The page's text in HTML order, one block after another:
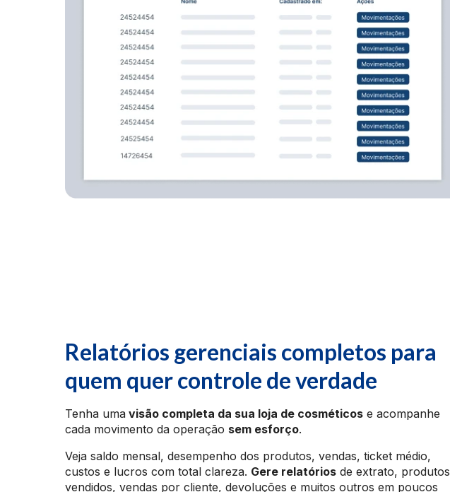
Relatórios gerenciais completos para
quem quer controle de verdade
Tenha uma visão completa da sua loja de cosméticos e acompanhe
cada movimento da operação sem esforço.
Veja saldo mensal, desempenho dos produtos, vendas, ticket médio,
custos e lucros com total clareza. Gere relatórios de extrato, produtos
vendidos, vendas por cliente, devoluções e muitos outros em poucos